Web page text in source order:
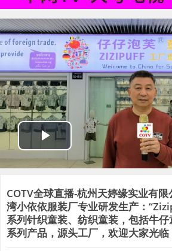
COTV全球直播-杭州天婷缘实业有
湾小依依服装厂专业研发生产：
系列针织童装、纺织童装，包括牛
系列产品，源头工厂，欢迎大家光临